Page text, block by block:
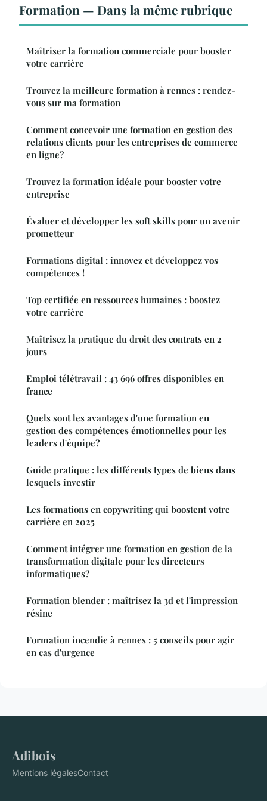
Formation — Dans la même rubrique
Maîtriser la formation commerciale pour booster
votre carrière
Trouvez la meilleure formation à rennes : rendez-
vous sur ma formation
Comment concevoir une formation en gestion des
relations clients pour les entreprises de commerce
en ligne?
Trouvez la formation idéale pour booster votre
entreprise
Évaluer et développer les soft skills pour un avenir
prometteur
Formations digital : innovez et développez vos
compétences !
Top certifiée en ressources humaines : boostez
votre carrière
Maîtrisez la pratique du droit des contrats en 2
jours
Emploi télétravail : 43 696 offres disponibles en
france
Quels sont les avantages d'une formation en
gestion des compétences émotionnelles pour les
leaders d'équipe?
Guide pratique : les différents types de biens dans
lesquels investir
Les formations en copywriting qui boostent votre
carrière en 2025
Comment intégrer une formation en gestion de la
transformation digitale pour les directeurs
informatiques?
Formation blender : maîtrisez la 3d et l'impression
résine
Formation incendie à rennes : 5 conseils pour agir
en cas d'urgence
Adibois
Mentions légalesContact